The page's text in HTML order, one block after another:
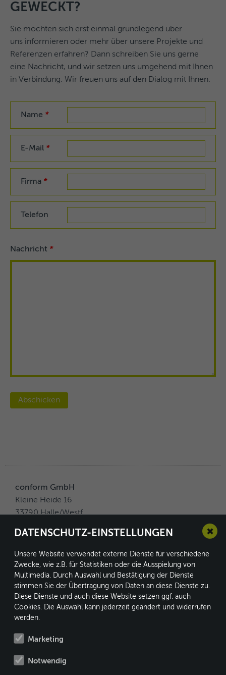
GEWECKT?
Sie möchten sich erst einmal grundlegend über
uns informieren oder mehr über unsere Projekte und
Referenzen erfahren? Dann schreiben Sie uns gerne
eine Nachricht, und wir setzen uns umgehend mit Ihnen
in Verbindung. Wir freuen uns auf den Dialog mit Ihnen.
Name *
E-Mail *
Firma *
Telefon
Nachricht *
Abschicken
conform GmbH
Kleine Heide 16
33790 Halle/Westf.
Fon: +49 5201 8730-0
Fax: +49 5201 8730-10
info@conform.cc
MEMBER OF
WWW.BRACE-GROUP.COM
DE
Impressum
DATENSCHUTZ-EINSTELLUNGEN
Unsere Website verwendet externe Dienste für verschiedene
Zwecke, wie z.B. für Statistiken oder die Ausspielung von
Multimedia. Durch Auswahl und Bestätigung der Dienste
stimmen Sie der Übertragung von Daten an diese Dienste zu.
Diese Dienste und auch diese Website setzen ggf. auch
Cookies. Die Auswahl kann jederzeit geändert und widerrufen
werden.
Marketing
Notwendig
✖